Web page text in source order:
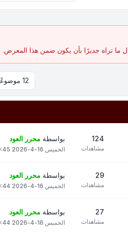
ما تراه جديرًا بأن يكون ضمن هذا المعرض.
12 موضوعًا • صفحة
124
مشاهدات
بواسطة محرر العود
الخميس 16-4-2026 10:45 am
29
مشاهدات
بواسطة محرر العود
الخميس 16-4-2026 10:44 am
27
مشاهدات
بواسطة محرر العود
الخميس 16-4-2026 10:44 am